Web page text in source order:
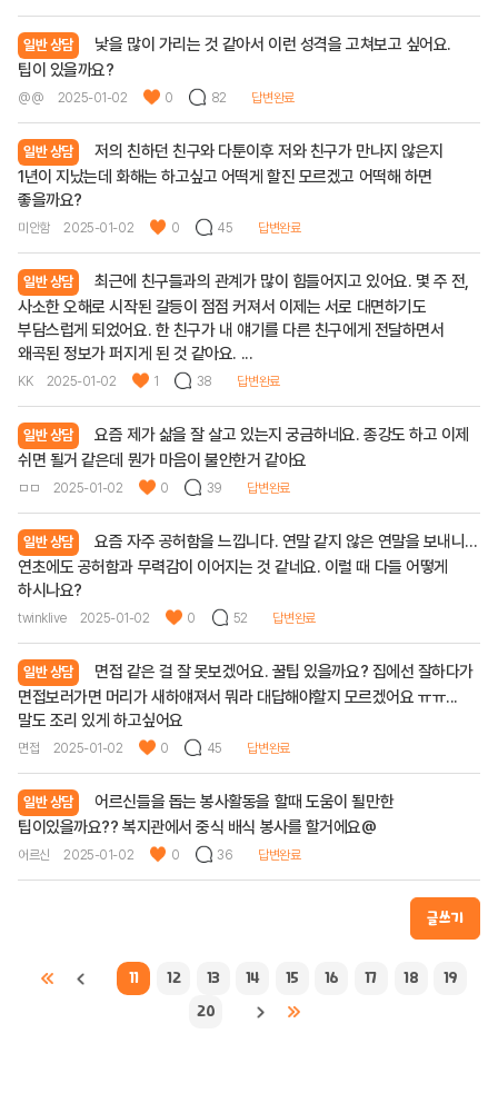
일반 상담
낯을 많이 가리는 것 같아서 이런 성격을 고쳐보고 싶어요.
팁이 있을까요?
@@ 2025-01-02 0 82 답변완료
일반 상담
저의 친하던 친구와 다툰이후 저와 친구가 만나지 않은지
1년이 지났는데 화해는 하고싶고 어떡게 할진 모르겠고 어떡해 하면
좋을까요?
미안함 2025-01-02 0 45 답변완료
일반 상담
최근에 친구들과의 관계가 많이 힘들어지고 있어요. 몇 주 전,
사소한 오해로 시작된 갈등이 점점 커져서 이제는 서로 대면하기도
부담스럽게 되었어요. 한 친구가 내 얘기를 다른 친구에게 전달하면서
왜곡된 정보가 퍼지게 된 것 같아요. ...
KK 2025-01-02 1 38 답변완료
일반 상담
요즘 제가 삶을 잘 살고 있는지 궁금하네요. 종강도 하고 이제
쉬면 될거 같은데 뭔가 마음이 불안한거 같아요
ㅁㅁ 2025-01-02 0 39 답변완료
일반 상담
요즘 자주 공허함을 느낍니다. 연말 같지 않은 연말을 보내니...
연초에도 공허함과 무력감이 이어지는 것 같네요. 이럴 때 다들 어떻게
하시나요?
twinklive 2025-01-02 0 52 답변완료
일반 상담
면접 같은 걸 잘 못보겠어요. 꿀팁 있을까요? 집에선 잘하다가
면접보러가면 머리가 새하얘져서 뭐라 대답해야할지 모르겠어요 ㅠㅠ...
말도 조리 있게 하고싶어요
면접 2025-01-02 0 45 답변완료
일반 상담
어르신들을 돕는 봉사활동을 할때 도움이 될만한
팁이있을까요?? 복지관에서 중식 배식 봉사를 할거에요@
어르신 2025-01-02 0 36 답변완료
글쓰기
11 12 13 14 15 16 17 18
19
20